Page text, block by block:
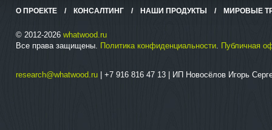
О ПРОЕКТЕ / КОНСАЛТИНГ / НАШИ ПРОДУКТЫ / МИРОВЫЕ
© 2012-2026 whatwood.ru
Все права защищены. Политика конфиденциальности. Публичная
research@whatwood.ru | +7 916 816 47 13 | ИП Новосёлов Игорь